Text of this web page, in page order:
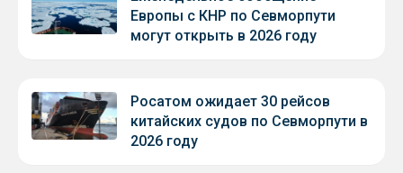
Европы с КНР по Севморпути
могут открыть в 2026 году
Росатом ожидает 30 рейсов
китайских судов по Севморпути в
2026 году